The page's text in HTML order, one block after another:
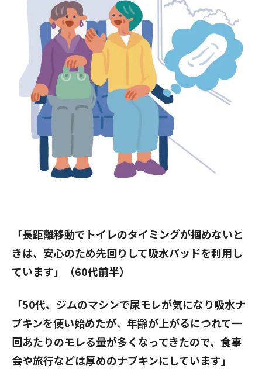
「長距離移動でトイレのタイミングが掴めないと
きは、安心のため先回りして吸水パッドを利用し
ています」（60代前半）
「50代、ジムのマシンで尿モレが気になり吸水ナ
プキンを使い始めたが、年齢が上がるにつれて一
回あたりのモレる量が多くなってきたので、食事
会や旅行などは厚めのナプキンにしています」